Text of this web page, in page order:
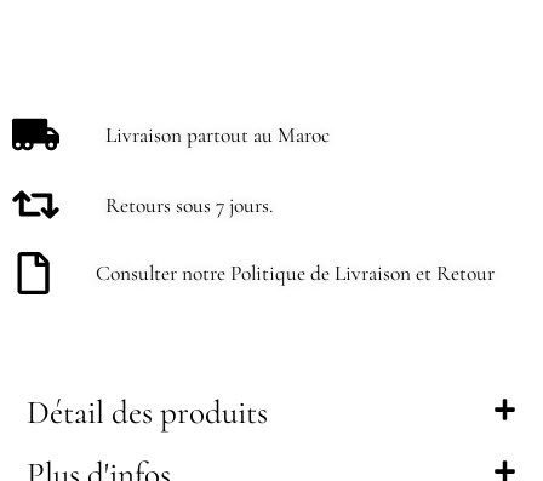
Livraison partout au Maroc
Retours sous 7 jours.
Consulter notre Politique de Livraison et Retour
Détail des produits